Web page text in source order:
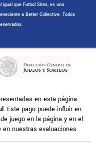
igual que Futbol Sites, es una
a Better Collective. Todos
en esta página
. Este pago puede influir en
juego en la página y en el
en nuestras evaluaciones.